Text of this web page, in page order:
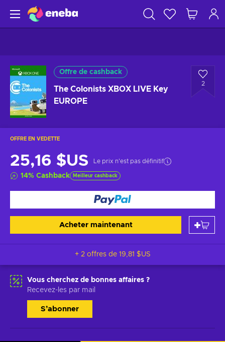
Offre de cashback
The Colonists XBOX LIVE Key
EUROPE
2
OFFRE EN VEDETTE
25,16 $US Le prix n'est pas définitif
14% Cashback Meilleur cashback
Acheter maintenant
+ 2 offres de 19,81 $US
Vous cherchez de bonnes affaires ?
Recevez-les par mail
S’abonner